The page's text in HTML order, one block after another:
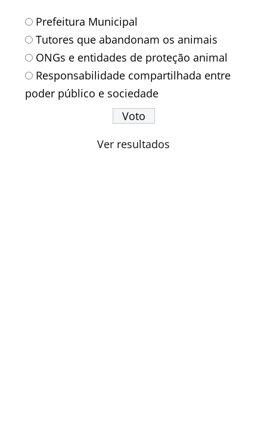
Prefeitura Municipal
Tutores que abandonam os animais
ONGs e entidades de proteção animal
Responsabilidade compartilhada entre
poder público e sociedade
Ver resultados